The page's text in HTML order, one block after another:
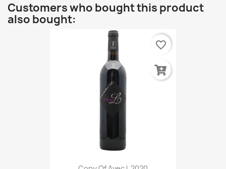
Customers who bought this product
also bought:
favorite_border